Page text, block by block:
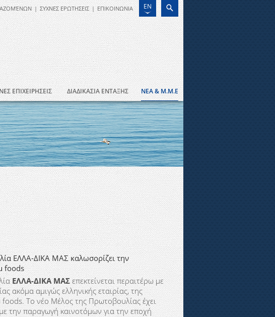
EN
| ΣΥΧΝΕΣ ΕΡΩΤΗΣΕΙΣ | ΕΠΙΚΟΙΝΩΝΙΑ
ΕΠΙΧΕΙΡΗΣΕΙΣ ΔΙΑΔΙΚΑΣΙΑ ΕΝΤΑΞΗΣ ΝΕΑ & Μ.Μ.Ε
ΕΛΛΑ-ΔΙΚΑ ΜΑΣ καλωσορίζει την
foods
ΕΛΛΑ-ΔΙΚΑ ΜΑΣεπεκτείνεται περαιτέρω με
ακόμα αμιγώς ελληνικής εταιρίας, της
Το νέο Μέλος της Πρωτοβουλίας έχει
την παραγωγή καινοτόμων για την εποχή